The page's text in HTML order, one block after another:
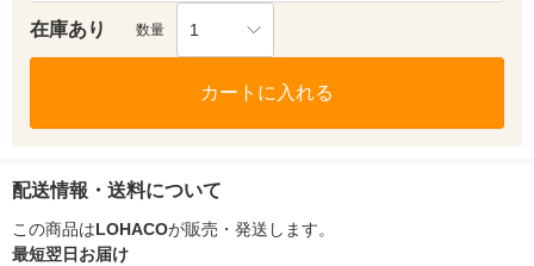
在庫あり 数量 1
カートに入れる
配送情報・送料について
この商品はLOHACOが販売・発送します。
最短翌日お届け